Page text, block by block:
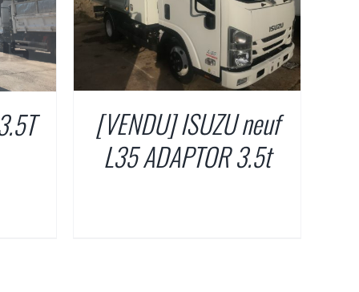
[VENDU] ISUZU neuf
L35 ADAPTOR 3.5t